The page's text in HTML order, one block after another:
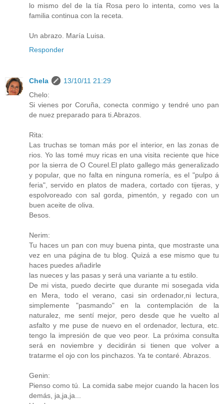
lo mismo del de la tía Rosa pero lo intenta, como ves la
familia continua con la receta.
Un abrazo. María Luisa.
Responder
Chela
13/10/11 21:29
Chelo:
Si vienes por Coruña, conecta conmigo y tendré uno pan
de nuez preparado para ti.Abrazos.
Rita:
Las truchas se toman más por el interior, en las zonas de
rios. Yo las tomé muy ricas en una visita reciente que hice
por la sierra de O Courel.El plato gallego más generalizado
y popular, que no falta en ninguna romería, es el "pulpo á
feria", servido en platos de madera, cortado con tijeras, y
espolvoreado con sal gorda, pimentón, y regado con un
buen aceite de oliva.
Besos.
Nerim:
Tu haces un pan con muy buena pinta, que mostraste una
vez en una página de tu blog. Quizá a ese mismo que tu
haces puedes añadirle
las nueces y las pasas y será una variante a tu estilo.
De mi vista, puedo decirte que durante mi sosegada vida
en Mera, todo el verano, casi sin ordenador,ni lectura,
simplemente "pasmando" en la contemplación de la
naturalez, me sentí mejor, pero desde que he vuelto al
asfalto y me puse de nuevo en el ordenador, lectura, etc.
tengo la impresión de que veo peor. La próxima consulta
será en noviembre y decidirán si tienen que volver a
tratarme el ojo con los pinchazos. Ya te contaré. Abrazos.
Genin:
Pienso como tú. La comida sabe mejor cuando la hacen los
demás, ja,ja,ja...